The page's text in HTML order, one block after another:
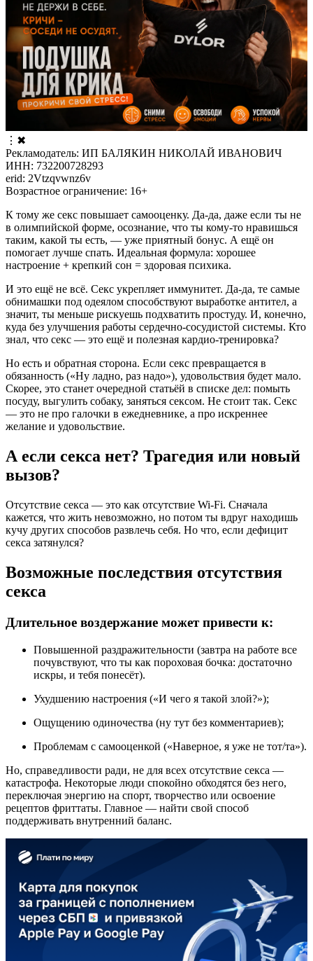
⋮ ✖
Рекламодатель: ИП БАЛЯКИН НИКОЛАЙ ИВАНОВИЧ
ИНН: 732200728293
erid: 2Vtzqvwnz6v
Возрастное ограничение: 16+
К тому же секс повышает самооценку. Да-да, даже если ты не
в олимпийской форме, осознание, что ты кому-то нравишься
таким, какой ты есть, — уже приятный бонус. А ещё он
помогает лучше спать. Идеальная формула: хорошее
настроение + крепкий сон = здоровая психика.
И это ещё не всё. Секс укрепляет иммунитет. Да-да, те самые
обнимашки под одеялом способствуют выработке антител, а
значит, ты меньше рискуешь подхватить простуду. И, конечно,
куда без улучшения работы сердечно-сосудистой системы. Кто
знал, что секс — это ещё и полезная кардио-тренировка?
Но есть и обратная сторона. Если секс превращается в
обязанность («Ну ладно, раз надо»), удовольствия будет мало.
Скорее, это станет очередной статьёй в списке дел: помыть
посуду, выгулить собаку, заняться сексом. Не стоит так. Секс
— это не про галочки в ежедневнике, а про искреннее
желание и удовольствие.
А если секса нет? Трагедия или новый
вызов?
Отсутствие секса — это как отсутствие Wi-Fi. Сначала
кажется, что жить невозможно, но потом ты вдруг находишь
кучу других способов развлечь себя. Но что, если дефицит
секса затянулся?
Возможные последствия отсутствия
секса
Длительное воздержание может привести к:
Повышенной раздражительности (завтра на работе все
почувствуют, что ты как пороховая бочка: достаточно
искры, и тебя понесёт).
Ухудшению настроения («И чего я такой злой?»);
Ощущению одиночества (ну тут без комментариев);
Проблемам с самооценкой («Наверное, я уже не тот/та»).
Но, справедливости ради, не для всех отсутствие секса —
катастрофа. Некоторые люди спокойно обходятся без него,
переключая энергию на спорт, творчество или освоение
рецептов фриттаты. Главное — найти свой способ
поддерживать внутренний баланс.